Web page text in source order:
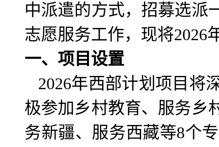
中派遣的方式，招募选派
志愿服务工作，现将2026
一、项目设置
2026年西部计划项目将
极参加乡村教育、服务乡
务新疆、服务西藏等8个